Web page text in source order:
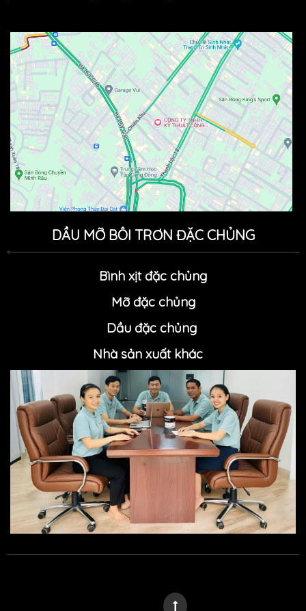
DẦU MỠ BÔI TRƠN ĐẶC CHỦNG
Bình xịt đặc chủng
Mỡ đặc chủng
Dầu đặc chủng
Nhà sản xuất khác